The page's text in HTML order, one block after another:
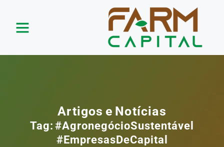
Artigos e Notícias
Tag: #AgronegócioSustentável
#EmpresasDeCapital